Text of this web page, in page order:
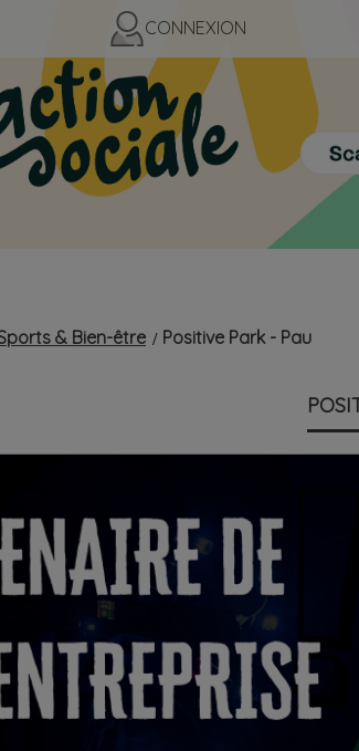
CONNEXION
& Bien-être Positive Park - Pau